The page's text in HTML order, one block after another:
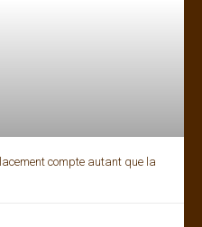
compte autant que la